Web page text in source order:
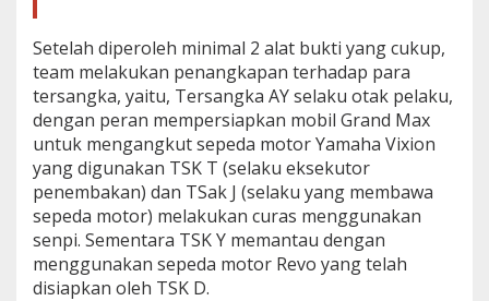
Setelah diperoleh minimal 2 alat bukti yang cukup,
team melakukan penangkapan terhadap para
tersangka, yaitu, Tersangka AY selaku otak pelaku,
dengan peran mempersiapkan mobil Grand Max
untuk mengangkut sepeda motor Yamaha Vixion
yang digunakan TSK T (selaku eksekutor
penembakan) dan TSak J (selaku yang membawa
sepeda motor) melakukan curas menggunakan
senpi. Sementara TSK Y memantau dengan
menggunakan sepeda motor Revo yang telah
disiapkan oleh TSK D.